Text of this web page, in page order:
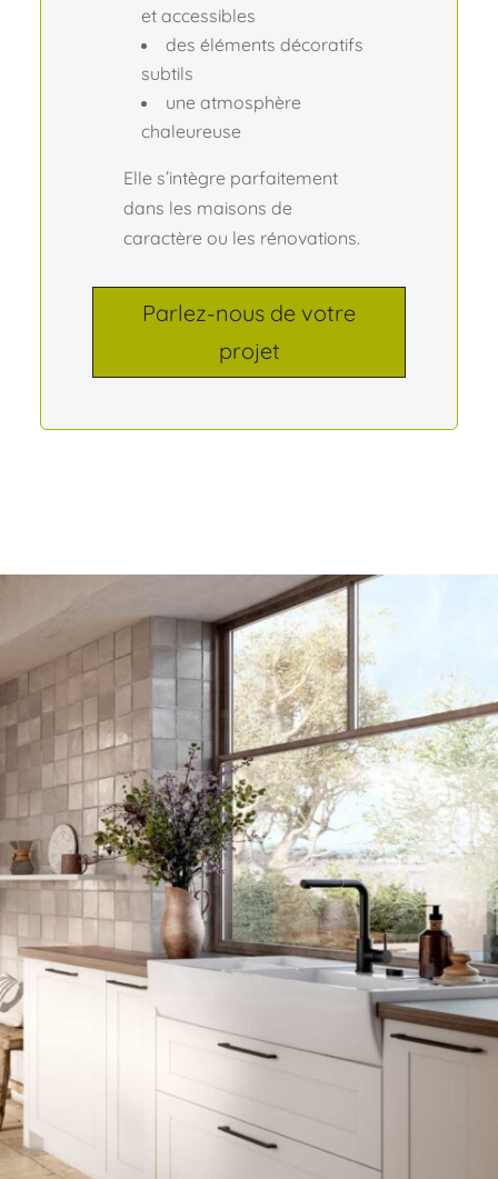
et accessibles
des éléments décoratifs
subtils
une atmosphère
chaleureuse
Elle s’intègre parfaitement
dans les maisons de
caractère ou les rénovations.
Parlez-nous de votre
projet